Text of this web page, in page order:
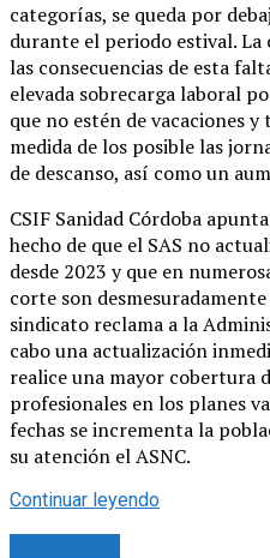
categorías, se queda por
durante el periodo estival.
las consecuencias de esta
elevada sobrecarga laboral
que no estén de vacaciones
medida de los posible las
de descanso, así como un
CSIF Sanidad Córdoba
hecho de que el SAS no
desde 2023 y que en
corte son
sindicato reclama a la
cabo una actualización
realice una mayor cobertura
profesionales en los planes
fechas se incrementa la
su atención el ASNC.
Continuar leyendo